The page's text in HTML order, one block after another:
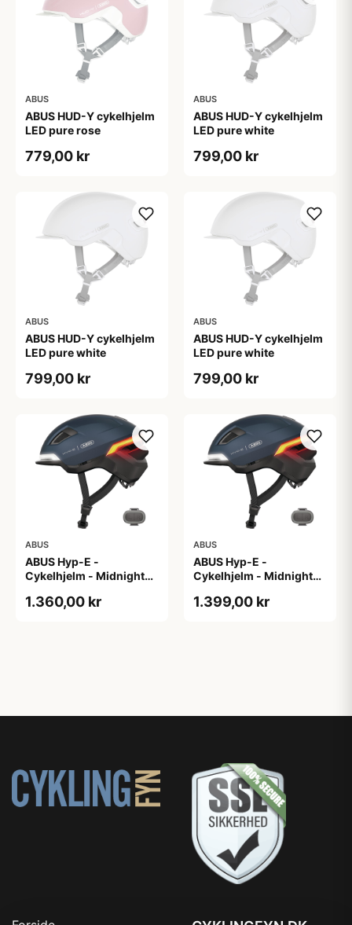
ABUS
ABUS HUD-Y cykelhjelm
LED pure rose
779,00 kr
ABUS
ABUS HUD-Y cykelhjelm
LED pure white
799,00 kr
ABUS
ABUS HUD-Y cykelhjelm
LED pure white
799,00 kr
ABUS
ABUS HUD-Y cykelhjelm
LED pure white
799,00 kr
ABUS
ABUS Hyp-E -
Cykelhjelm - Midnight
1.360,00 kr
ABUS
ABUS Hyp-E -
Cykelhjelm - Midnight
1.399,00 kr